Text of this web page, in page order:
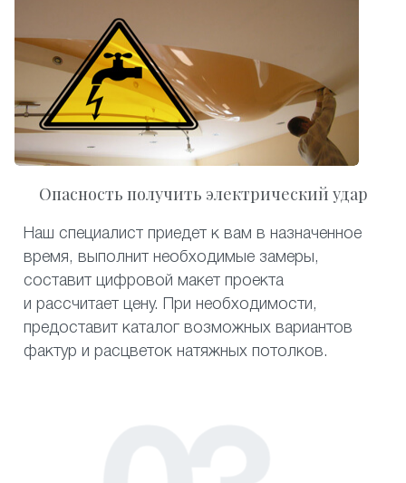
Опасность получить электрический удар
Наш специалист приедет к вам в назначенное
время, выполнит необходимые замеры,
составит цифровой макет проекта
и рассчитает цену. При необходимости,
предоставит каталог возможных вариантов
фактур и расцветок натяжных потолков.